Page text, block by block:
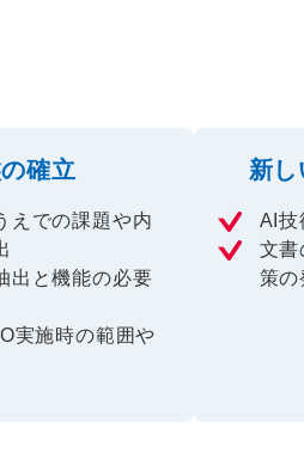
確立
えでの課題や内
出と機能の必要
実施時の範囲や
新
AI技
文書
策の